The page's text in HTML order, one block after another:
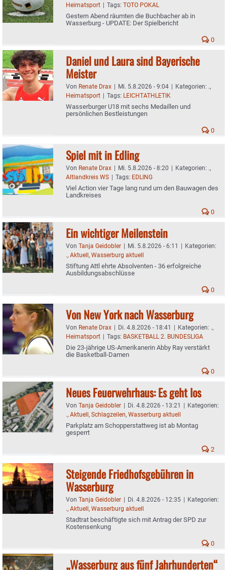
Heimatsport | Tags: TOTO POKAL
Gestern Abend räumten die Buchbacher ab in
Wasserburg - UPDATE: Der Spielbericht
0
Daniel und Laura sind Bayerische
Meister
Von Renate Drax | Mi. 5.8.2026 - 9:04 | Kategorien: .,
Heimatsport | Tags: LEICHTATHLETIK
Wasserburger U18 mit sechs Medaillen und
persönlichen Bestleistungen
0
Spiel mit in Edling
Von Renate Drax | Mi. 5.8.2026 - 8:20 | Kategorien: .,
Altlandkreis WS | Tags: EDLING
Viel Action vier Tage lang rund um den Bauwagen des
Landkreises
0
Ein wichtiger Meilenstein
Von Tanja Geidobler | Mi. 5.8.2026 - 6:11 | Kategorien:
., Aktuell, Wasserburg aktuell
Stiftung Attl ehrte Absolventen - 36 erfolgreiche
Ausbildungsabschlüsse
0
Von New York nach Wasserburg
Von Renate Drax | Di. 4.8.2026 - 18:41 | Kategorien: .,
Heimatsport | Tags: BASKETBALL 2. BUNDESLIGA
Die 23-jährige US-Amerikanerin Abby Ray verstärkt
die Basketball-Damen
0
Neues Feuerwehrhaus: Es geht los
Von Tanja Geidobler | Di. 4.8.2026 - 13:21 | Kategorien:
., Aktuell, Schlagzeilen, Wasserburg aktuell
Parkplatz am Schopperstattweg ist ab Montag
gesperrt
2
Steigende Friedhofsgebühren in
Wasserburg
Von Tanja Geidobler | Di. 4.8.2026 - 12:35 | Kategorien:
., Aktuell, Wasserburg aktuell
Stadtrat beschäftigte sich mit Antrag der SPD zur
Kostensenkung
0
„Wasserburg aus fünf Jahrhunderten“